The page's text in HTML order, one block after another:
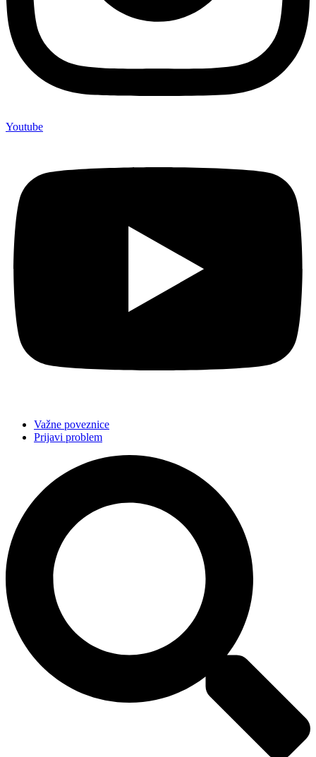
Youtube
Važne poveznice
Prijavi problem